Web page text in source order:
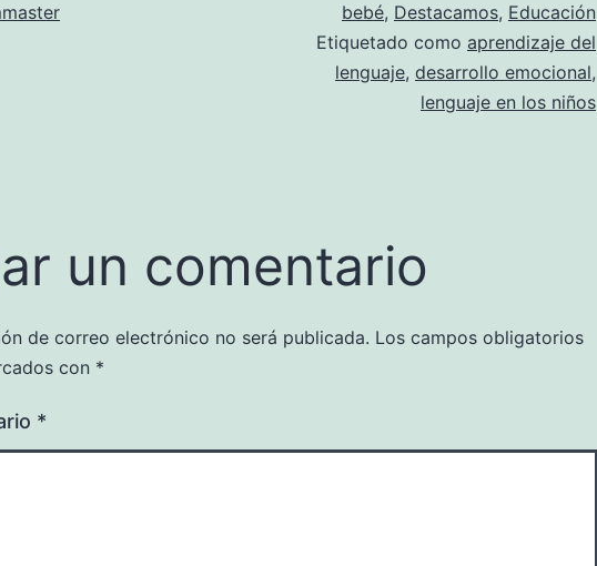
bebé, Destacamos, Educación
Etiquetado como aprendizaje del
lenguaje, desarrollo emocional,
lenguaje en los niños
un comentario
de correo electrónico no será publicada. Los campos obligatorios
con *
*